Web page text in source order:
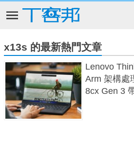
x13s 的最新熱門文章
Lenovo
Arm 架構處
8cx Gen 3